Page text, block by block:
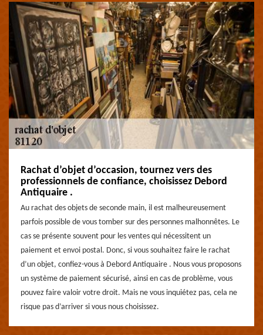
Rachat d’objet d’occasion, tournez vers des
professionnels de confiance, choisissez Debord
Antiquaire .
Au rachat des objets de seconde main, il est malheureusement
parfois possible de vous tomber sur des personnes malhonnêtes. Le
cas se présente souvent pour les ventes qui nécessitent un
paiement et envoi postal. Donc, si vous souhaitez faire le rachat
d’un objet, confiez-vous à Debord Antiquaire . Nous vous proposons
un système de paiement sécurisé, ainsi en cas de problème, vous
pouvez faire valoir votre droit. Mais ne vous inquiétez pas, cela ne
risque pas d’arriver si vous nous choisissez.